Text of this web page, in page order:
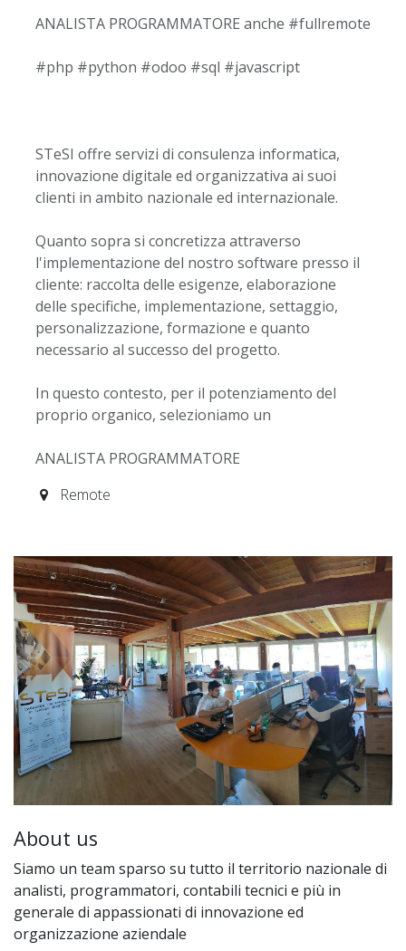
ANALISTA PROGRAMMATORE anche #fullremote
#php #python #odoo #sql #javascript
STeSI offre servizi di consulenza informatica,
innovazione digitale ed organizzativa ai suoi
clienti in ambito nazionale ed internazionale.
Quanto sopra si concretizza attraverso
l'implementazione del nostro software presso il
cliente: raccolta delle esigenze, elaborazione
delle specifiche, implementazione, settaggio,
personalizzazione, formazione e quanto
necessario al successo del progetto.
In questo contesto, per il potenziamento del
proprio organico, selezioniamo un
ANALISTA PROGRAMMATORE
Remote
About us
Siamo un team sparso su tutto il territorio nazionale di
analisti, programmatori, contabili tecnici e più in
generale di appassionati di innovazione ed
organizzazione aziendale